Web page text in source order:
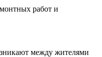
работ и
между жителями